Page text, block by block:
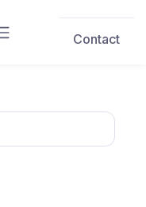
Contact